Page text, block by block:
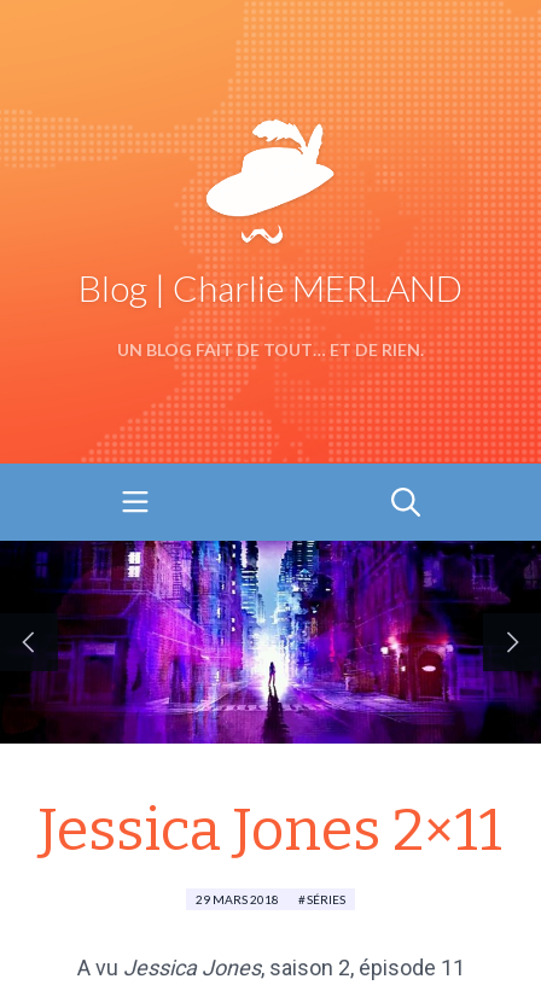
Blog | Charlie MERLAND
UN BLOG FAIT DE TOUT… ET DE RIEN.
Jessica Jones 2×11
29 MARS 2018 SÉRIES
A vu Jessica Jones, saison 2, épisode 11